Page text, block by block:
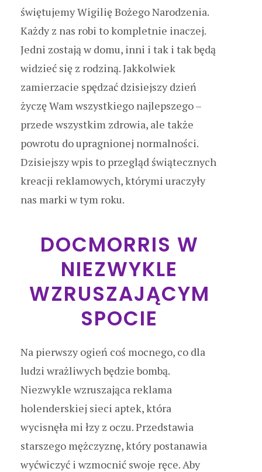
świętujemy Wigilię Bożego Narodzenia.
Każdy z nas robi to kompletnie inaczej.
Jedni zostają w domu, inni i tak i tak będą
widzieć się z rodziną. Jakkolwiek
zamierzacie spędzać dzisiejszy dzień
życzę Wam wszystkiego najlepszego –
przede wszystkim zdrowia, ale także
powrotu do upragnionej normalności.
Dzisiejszy wpis to przegląd świątecznych
kreacji reklamowych, którymi uraczyły
nas marki w tym roku.
DOCMORRIS W
NIEZWYKLE
WZRUSZAJĄCYM
SPOCIE
Na pierwszy ogień coś mocnego, co dla
ludzi wrażliwych będzie bombą.
Niezwykle wzruszająca reklama
holenderskiej sieci aptek, która
wycisnęła mi łzy z oczu. Przedstawia
starszego mężczyznę, który postanawia
wyćwiczyć i wzmocnić swoje ręce. Aby